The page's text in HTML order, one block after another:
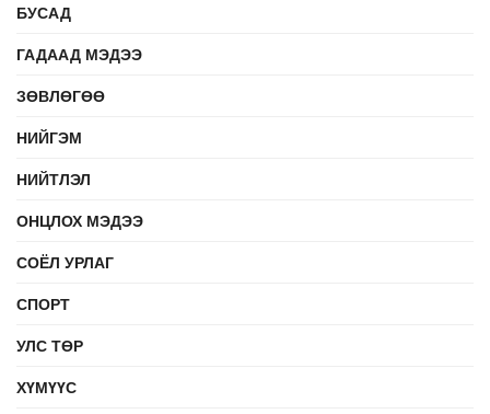
БУСАД
ГАДААД МЭДЭЭ
ЗӨВЛӨГӨӨ
НИЙГЭМ
НИЙТЛЭЛ
ОНЦЛОХ МЭДЭЭ
СОЁЛ УРЛАГ
СПОРТ
УЛС ТӨР
ХҮМҮҮС